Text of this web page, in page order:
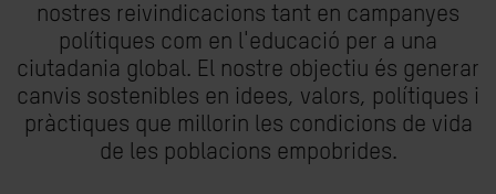
nostres reivindicacions tant en campanyes
polítiques com en l'educació per a una
ciutadania global. El nostre objectiu és generar
canvis sostenibles en idees, valors, polítiques i
pràctiques que millorin les condicions de vida
de les poblacions empobrides.